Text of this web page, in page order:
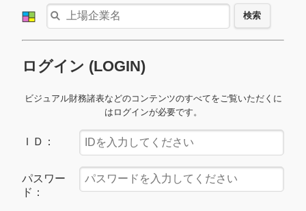
検索
ログイン (LOGIN)
ビジュアル財務諸表などのコンテンツのすべてをご覧いただくに
はログインが必要です。
ＩＤ：
パスワー
ド：